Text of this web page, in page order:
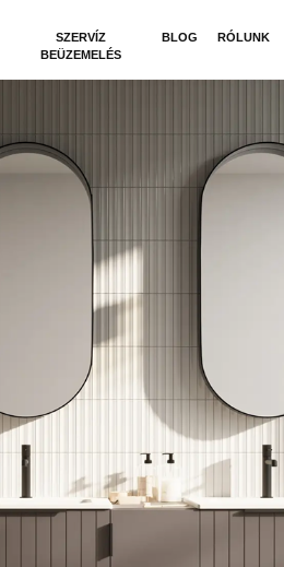
SZERVÍZ
BEÜZEMELÉS
BLOG RÓLUNK